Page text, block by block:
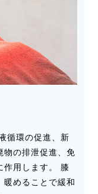
循環の促進、新
物の排泄促進、免
作用します。 膝
暖めることで緩和